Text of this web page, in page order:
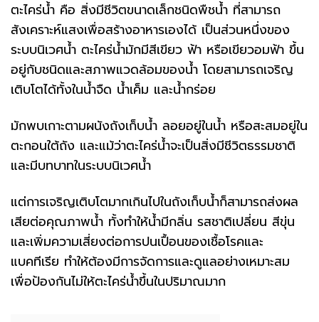
ตะไคร่น้ำ คือ สิ่งมีชีวิตขนาดเล็กชนิดพืชน้ำ ที่สามารถ
สังเคราะห์แสงเพื่อสร้างอาหารเองได้ เป็นส่วนหนึ่งของ
ระบบนิเวศน้ำ ตะไคร่น้ำมักมีสีเขียว ฟ้า หรือเขียวอมฟ้า ขึ้น
อยู่กับชนิดและสภาพแวดล้อมของน้ำ โดยสามารถเจริญ
เติบโตได้ทั้งในน้ำจืด น้ำเค็ม และน้ำกร่อย
มักพบเกาะตามผนังถังเก็บน้ำ ลอยอยู่ในน้ำ หรือสะสมอยู่ใน
ตะกอนใต้ถัง และแม้ว่าตะไคร่น้ำจะเป็นสิ่งมีชีวิตธรรมชาติ
และมีบทบาทในระบบนิเวศน้ำ
แต่การเจริญเติบโตมากเกินไปในถังเก็บน้ำก็สามารถส่งผล
เสียต่อคุณภาพน้ำ ทั้งทำให้น้ำมีกลิ่น รสชาติเปลี่ยน สีขุ่น
และเพิ่มความเสี่ยงต่อการปนเปื้อนของเชื้อโรคและ
แบคทีเรีย ทำให้ต้องมีการจัดการและดูแลอย่างเหมาะสม
เพื่อป้องกันไม่ให้ตะไคร่น้ำขึ้นในปริมาณมาก